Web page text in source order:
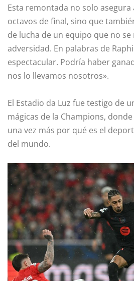
Esta remontada no solo asegura
octavos de final, sino que
de lucha de un equipo que no
adversidad. En palabras de
espectacular. Podría haber
nos lo llevamos nosotros».
El Estadio da Luz fue testigo de
mágicas de la Champions,
una vez más por qué es el
del mundo.